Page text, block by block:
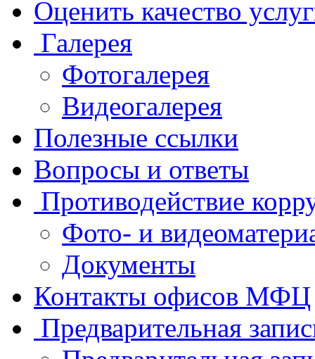
Оценить качество
Галерея
Фотогалерея
Видеогалерея
Полезные ссылки
Вопросы и ответы
Противодействие
Фото- и
Документы
Контакты офисов МФЦ
Предварительная